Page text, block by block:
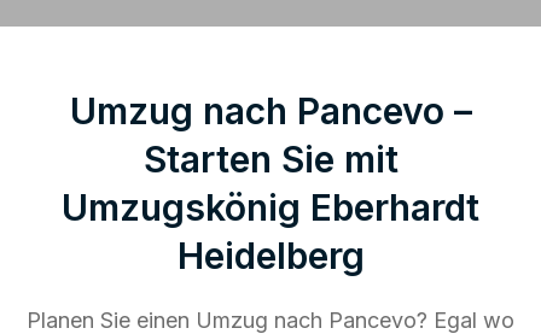
Umzug nach Pancevo –
Starten Sie mit
Umzugskönig Eberhardt
Heidelberg
Planen Sie einen Umzug nach Pancevo? Egal wo